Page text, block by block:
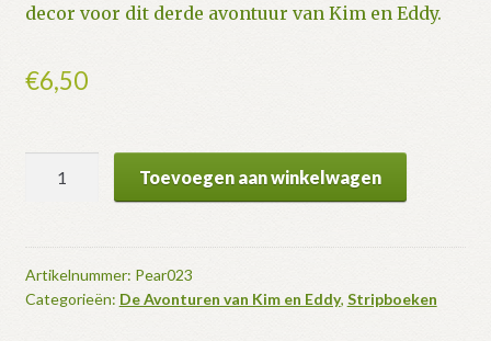
decor voor dit derde avontuur van Kim en Eddy.
€6,50
Tresoor
Nijmegen
(softcover)
aantal
Toevoegen aan winkelwagen
Artikelnummer: Pear023
Categorieën: De Avonturen van Kim en Eddy, Stripboeken